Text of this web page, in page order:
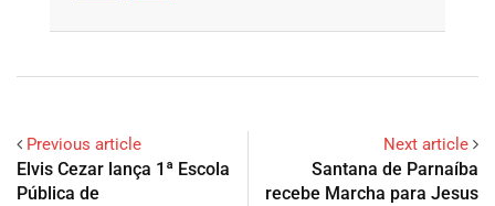
Previous article
Elvis Cezar lança 1ª Escola
Pública de
Next article
Santana de Parnaíba
recebe Marcha para Jesus